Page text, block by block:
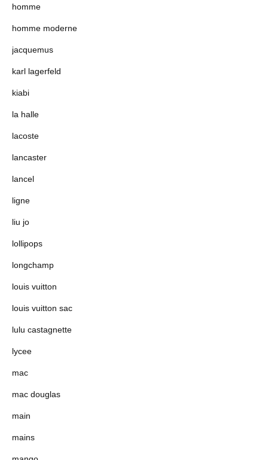
homme
homme moderne
jacquemus
karl lagerfeld
kiabi
la halle
lacoste
lancaster
lancel
ligne
liu jo
lollipops
longchamp
louis vuitton
louis vuitton sac
lulu castagnette
lycee
mac
mac douglas
main
mains